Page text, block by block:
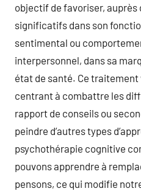
objectif de favoriser, auprès
significatifs dans son
sentimental ou
interpersonnel, dans sa
état de santé. Ce traitement
centrant à combattre les
rapport de conseils ou
peindre d’autres types
psychothérapie cognitive
pouvons apprendre à
pensons, ce qui modifie